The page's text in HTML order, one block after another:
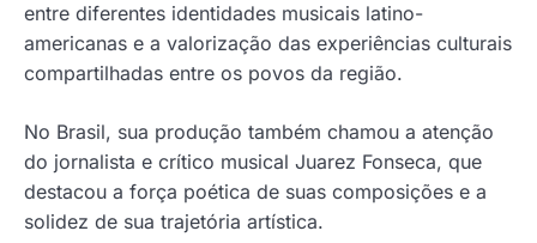
entre diferentes identidades musicais latino-
americanas e a valorização das experiências culturais
compartilhadas entre os povos da região.
No Brasil, sua produção também chamou a atenção
do jornalista e crítico musical Juarez Fonseca, que
destacou a força poética de suas composições e a
solidez de sua trajetória artística.